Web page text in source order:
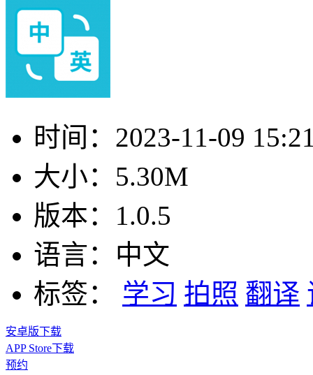
时间： 2023-11-09
大小： 5.30M
版本： 1.0.5
语言： 中文
标签：
学习 拍照 翻译
安卓版下载
APP Store下载
预约